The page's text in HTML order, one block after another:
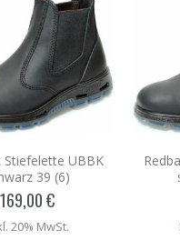
Stiefelette UBBK
39 (6)
169,00 €
20% MwSt.